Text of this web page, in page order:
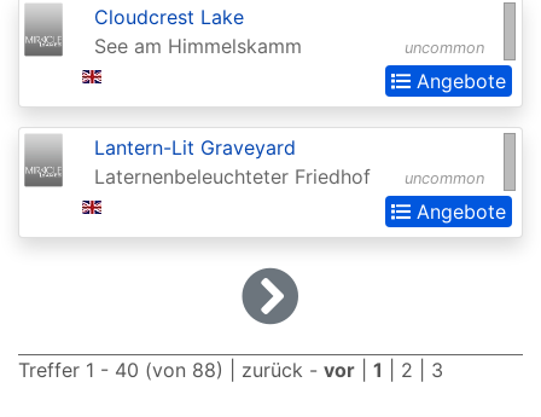
United
Dominaria
United:
Commander
Dominaria
United:
Dragons
uncommon
Cloudcrest Lake
See am Himmelskamm
Angebote
uncommon
Lantern-Lit Graveyard
Laternenbeleuchteter Friedhof
Angebote
Treffer 1 - 40 (von 88) | zurück - vor 1 2 3